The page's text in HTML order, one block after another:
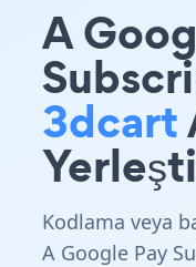
A
3dcart
Kodlama veya
A Google Pay